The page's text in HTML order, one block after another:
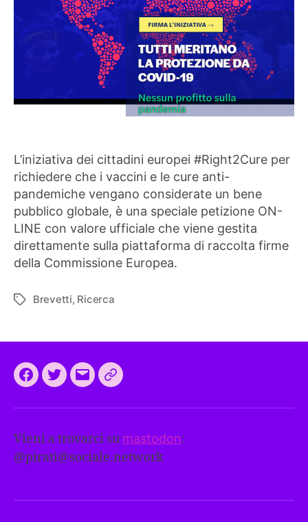
L’iniziativa dei cittadini europei #Right2Cure per
richiedere che i vaccini e le cure anti-
pandemiche vengano considerate un bene
pubblico globale, è una speciale petizione ON-
LINE con valore ufficiale che viene gestita
direttamente sulla piattaforma di raccolta firme
della Commissione Europea.
Tag Brevetti, Ricerca
Facebook
TwitterEmailCEEP
programma
comune
Vieni a trovarci su mastodon:
@pirati@sociale.network